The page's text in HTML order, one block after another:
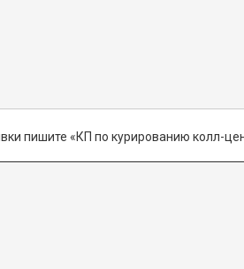
пишите «КП по курированию колл-